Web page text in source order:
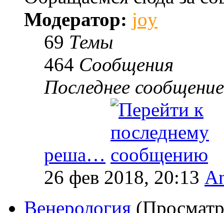
Модератор: joy
69 Темы
464 Сообщения
Последнее сообщение
реша…
26 фев 2018, 20:13
Венерология